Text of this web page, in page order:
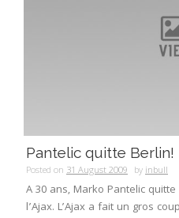
Pantelic quitte Berlin!
Posted on 31 August 2009 byinbull
A 30 ans, Marko Pantelic
l’Ajax. L’Ajax a fait un gros